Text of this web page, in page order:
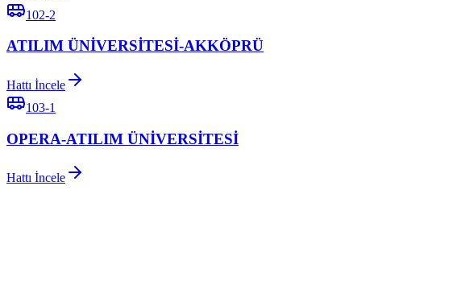
102-2
ATILIM ÜNİVERSİTESİ-AKKÖPRÜ
Hattı İncele
103-1
OPERA-ATILIM ÜNİVERSİTESİ
Hattı İncele